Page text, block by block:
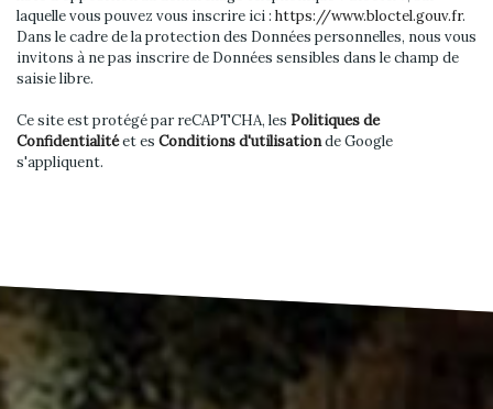
laquelle vous pouvez vous inscrire ici : https://www.bloctel.gouv.fr.
Dans le cadre de la protection des Données personnelles, nous vous
invitons à ne pas inscrire de Données sensibles dans le champ de
saisie libre.
Ce site est protégé par reCAPTCHA, les Politiques de
Confidentialitéet es Conditions d'utilisationde Google
s'appliquent.